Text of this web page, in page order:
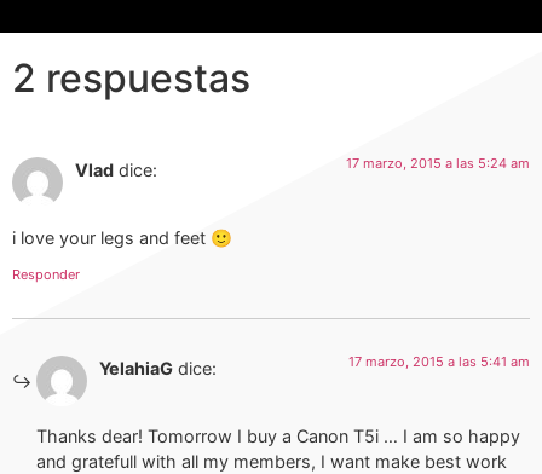
2 respuestas
Vlad dice: 17 marzo, 2015 a las 5:24 am
i love your legs and feet 🙂
Responder
YelahiaG dice: 17 marzo, 2015 a las 5:41 am
Thanks dear! Tomorrow I buy a Canon T5i … I am so happy
and gratefull with all my members, I want make best work